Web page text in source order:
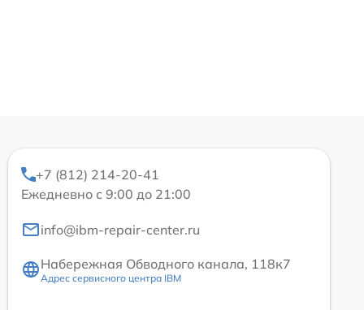
+7 (812) 214-20-41
Ежедневно с 9:00 до 21:00
info@ibm-repair-center.ru
Набережная Обводного канала, 118к7
Адрес сервисного центра IBM